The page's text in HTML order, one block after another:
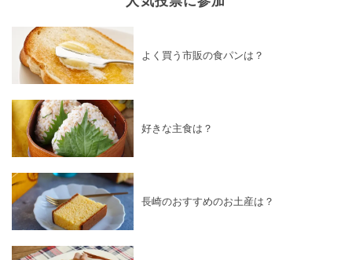
よく買う市販の食パンは？
好きな主食は？
長崎のおすすめのお土産は？